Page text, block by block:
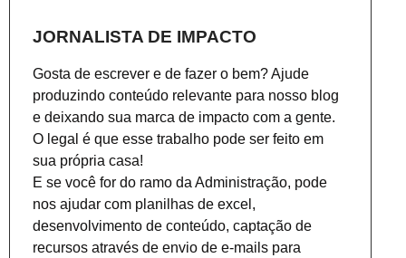
JORNALISTA DE IMPACTO
Gosta de escrever e de fazer o bem? Ajude
produzindo conteúdo relevante para nosso blog
e deixando sua marca de impacto com a gente.
O legal é que esse trabalho pode ser feito em
sua própria casa!
E se você for do ramo da Administração, pode
nos ajudar com planilhas de excel,
desenvolvimento de conteúdo, captação de
recursos através de envio de e-mails para